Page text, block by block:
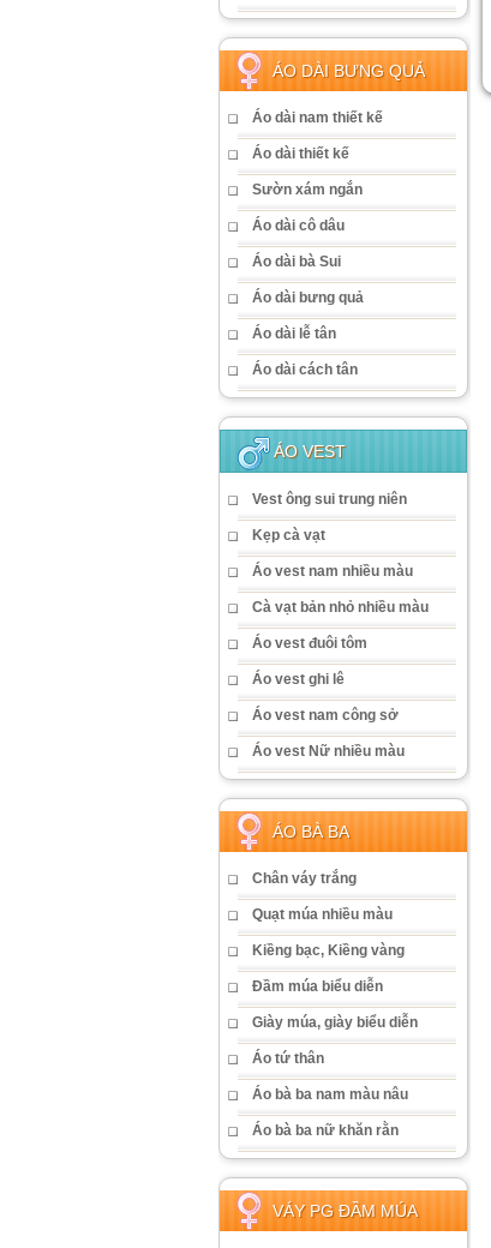
ÁO DÀI BƯNG QUẢ
Áo dài nam thiết kế
Áo dài thiết kế
Sườn xám ngắn
Áo dài cô dâu
Áo dài bà Sui
Áo dài bưng quả
Áo dài lễ tân
Áo dài cách tân
ÁO VEST
Vest ông sui trung niên
Kẹp cà vạt
Áo vest nam nhiều màu
Cà vạt bản nhỏ nhiều màu
Áo vest đuôi tôm
Áo vest ghi lê
Áo vest nam công sở
Áo vest Nữ nhiều màu
ÁO BÀ BA
Chân váy trắng
Quạt múa nhiều màu
Kiềng bạc, Kiềng vàng
Đầm múa biểu diễn
Giày múa, giày biểu diễn
Áo tứ thân
Áo bà ba nam màu nâu
Áo bà ba nữ khăn rằn
VÁY PG ĐẦM MÚA